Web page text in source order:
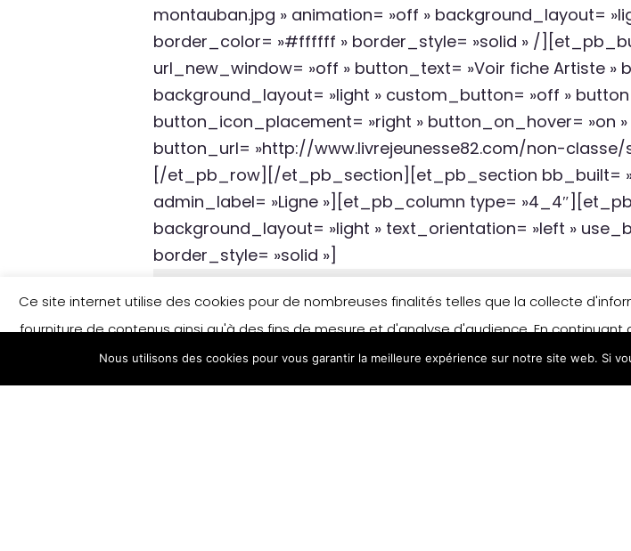
montauban.jpg » animation= »off » background_layout=
border_color= »#ffffff » border_style= »solid » /
url_new_window= »off » button_text= »Voir fiche Artiste »
background_layout= »light » custom_button= »off »
button_icon_placement= »right » button_on_hover= »on
button_url= »http://www.livrejeunesse82.com/non-
[/et_pb_row][/et_pb_section][et_pb_section bb_built=
admin_label= »Ligne »][et_pb_column type=
background_layout= »light » text_orientation= »left »
border_style= »solid »]
Ce site internet utilise des cookies pour de nombreuses finalités telles que la collecte
fourniture de contenus ainsi qu'à des fins de mesure et d'analyse d'audience. En
savoir plus et/ou modifier vos préférences en matière de cookies, merci de
Nous utilisons des cookies pour vous garantir la meilleure expérience sur notre site web. Si